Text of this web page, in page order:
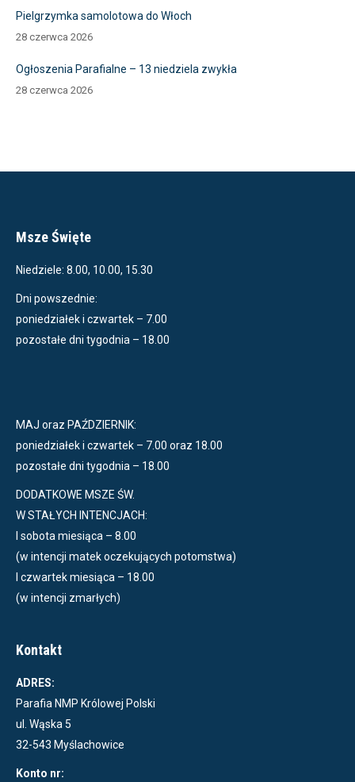
Pielgrzymka samolotowa do Włoch
28 czerwca 2026
Ogłoszenia Parafialne – 13 niedziela zwykła
28 czerwca 2026
Msze Święte
Niedziele: 8.00, 10.00, 15.30
Dni powszednie:
poniedziałek i czwartek – 7.00
pozostałe dni tygodnia – 18.00
MAJ oraz PAŹDZIERNIK:
poniedziałek i czwartek – 7.00 oraz 18.00
pozostałe dni tygodnia – 18.00
DODATKOWE MSZE ŚW.
W STAŁYCH INTENCJACH:
I sobota miesiąca – 8.00
(w intencji matek oczekujących potomstwa)
I czwartek miesiąca – 18.00
(w intencji zmarłych)
Kontakt
ADRES:
Parafia NMP Królowej Polski
ul. Wąska 5
32-543 Myślachowice
Konto nr: